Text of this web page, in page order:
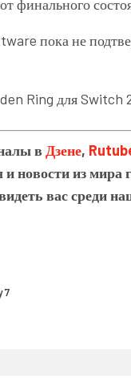
финального
пока не
в Дзене,
новости из мира
вас среди
7